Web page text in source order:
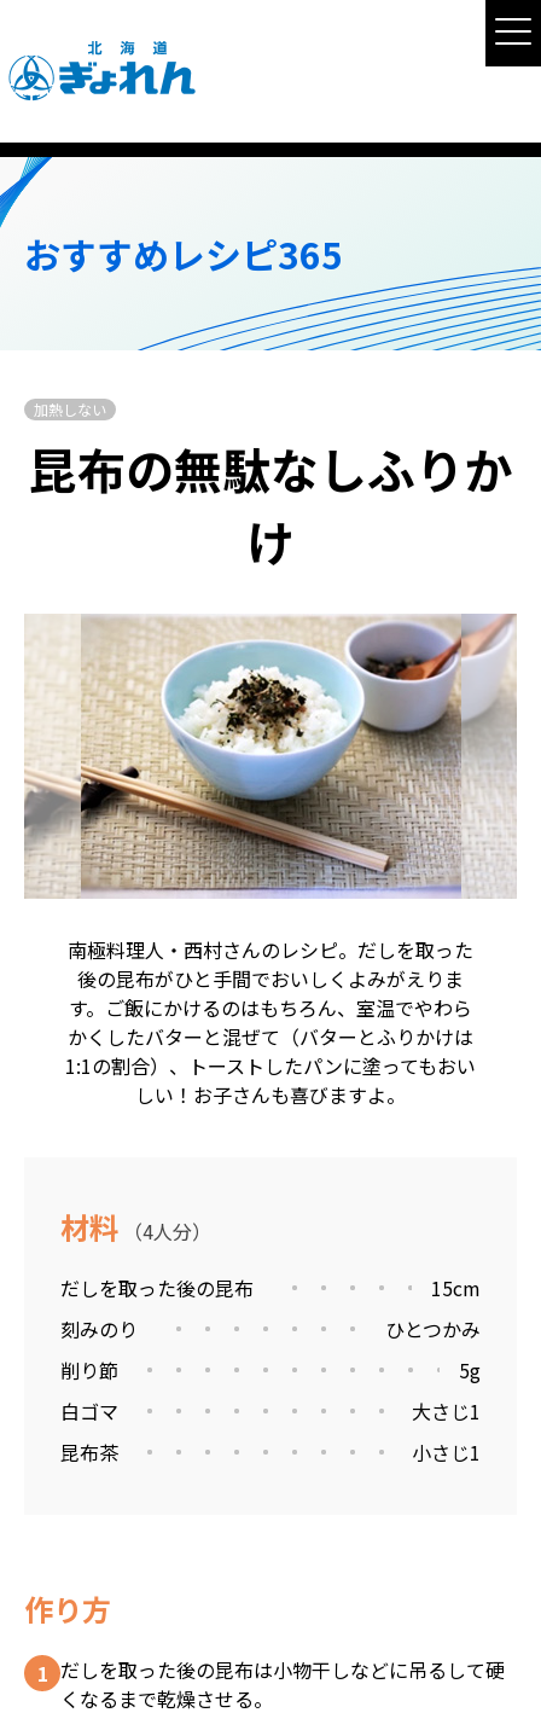
おすすめレシピ365
加熱しない
昆布の無駄なしふりか
け
南極料理人・西村さんのレシピ。だしを取った
後の昆布がひと手間でおいしくよみがえりま
す。ご飯にかけるのはもちろん、室温でやわら
かくしたバターと混ぜて（バターとふりかけは
1:1の割合）、トーストしたパンに塗ってもおい
しい！お子さんも喜びますよ。
材料 （4人分）
だしを取った後の昆布
15cm
刻みのり
ひとつかみ
削り節
5g
白ゴマ
大さじ1
昆布茶
小さじ1
作り方
だしを取った後の昆布は小物干しなどに吊るして硬
くなるまで乾燥させる。